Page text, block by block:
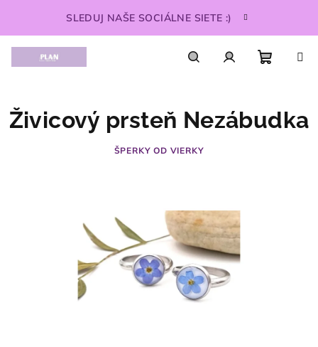
obsah
SLEDUJ NAŠE SOCIÁLNE SIETE :)
košík
Živicový prsteň Nezábudka
ŠPERKY OD VIERKY